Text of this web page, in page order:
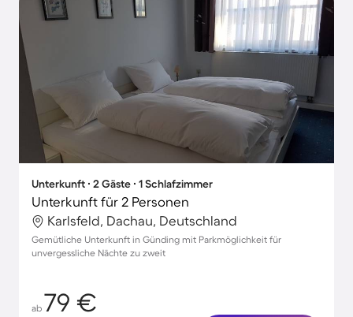
Unterkunft ∙ 2 Gäste ∙ 1 Schlafzimmer
Unterkunft für 2 Personen
Karlsfeld, Dachau, Deutschland
Gemütliche Unterkunft in Günding mit Parkmöglichkeit für
unvergessliche Nächte zu zweit
ab 79 €